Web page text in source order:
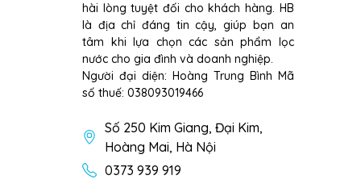
hài lòng tuyệt đối cho khách hàng. HB
là địa chỉ đáng tin cậy, giúp bạn an
tâm khi lựa chọn các sản phẩm lọc
nước cho gia đình và doanh nghiệp.
Người đại diện: Hoàng Trung Bình Mã
số thuế: 038093019466
Số 250 Kim Giang, Đại Kim,
Hoàng Mai, Hà Nội
0373 939 919